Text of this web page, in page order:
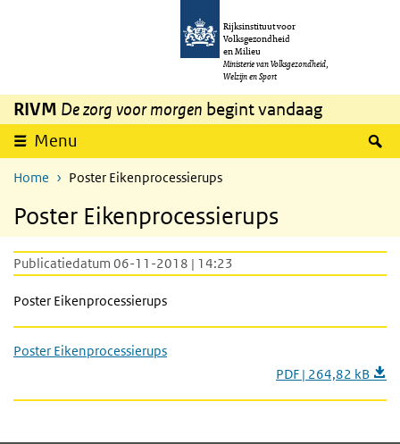
Overslaan en naar de inhoud gaan
Rijksinstituut voor
Volksgezondheid
en Milieu
Ministerie van Volksgezondheid,
Welzijn en Sport
RIVM De zorg voor morgen begint vandaag
Menu
Home Poster Eikenprocessierups
Poster Eikenprocessierups
Publicatiedatum 06-11-2018 | 14:23
Poster Eikenprocessierups
Poster Eikenprocessierups
PDF | 264,82 kB